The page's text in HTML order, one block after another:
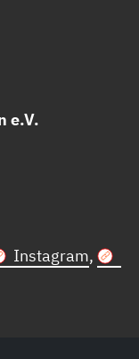
e.V.
Instagram,